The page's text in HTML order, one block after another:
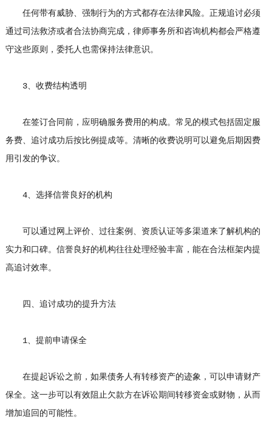
任何带有威胁、强制行为的方式都存在法律风险。正规追讨必须
通过司法救济或者合法协商完成，律师事务所和咨询机构都会严格遵
守这些原则，委托人也需保持法律意识。
3、收费结构透明
在签订合同前，应明确服务费用的构成。常见的模式包括固定服
务费、追讨成功后按比例提成等。清晰的收费说明可以避免后期因费
用引发的争议。
4、选择信誉良好的机构
可以通过网上评价、过往案例、资质认证等多渠道来了解机构的
实力和口碑。信誉良好的机构往往处理经验丰富，能在合法框架内提
高追讨效率。
四、追讨成功的提升方法
1、提前申请保全
在提起诉讼之前，如果债务人有转移资产的迹象，可以申请财产
保全。这一步可以有效阻止欠款方在诉讼期间转移资金或财物，从而
增加追回的可能性。